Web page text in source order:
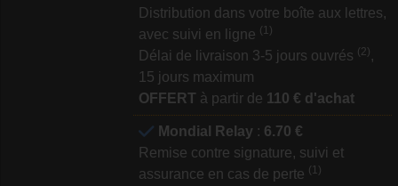
Distribution dans votre boîte aux lettres,
avec suivi en ligne (1)
Délai de livraison 3-5 jours ouvrés (2) ,
15 jours maximum
OFFERT à partir de 110 € d'achat
Mondial Relay : 6.70 €
Remise contre signature, suivi et
assurance en cas de perte (1)